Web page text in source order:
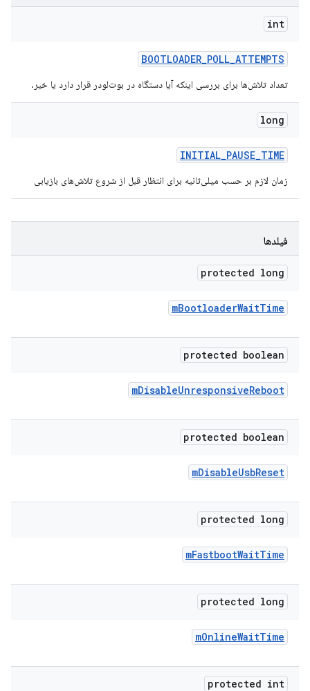
int
BOOTLOADER_POLL_ATTEMPTS
تعداد تلاش‌ها برای بررسی اینکه آیا دستگاه در بوت‌لودر قرار دارد یا خیر.
long
INITIAL_PAUSE_TIME
زمان لازم بر حسب میلی‌ثانیه برای انتظار قبل از شروع تلاش‌های بازیابی
فیلدها
protected long
mBootloaderWaitTime
protected boolean
mDisableUnresponsiveReboot
protected boolean
mDisableUsbReset
protected long
mFastbootWaitTime
protected long
mOnlineWaitTime
protected int